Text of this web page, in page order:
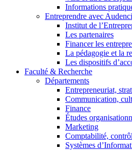
Informations
Entreprendre avec
Institut de
Les partenaires
Financer les
La pédagogie et la
Les dispositifs
Faculté & Recherche
Départements
Entrepreneuriat,
Communication,
Finance
Études
Marketing
Comptabilité,
Systèmes